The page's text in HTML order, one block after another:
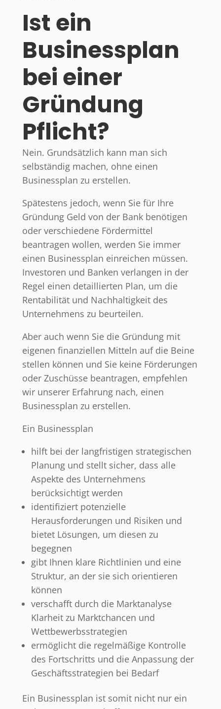
Ist ein
Businessplan
bei einer
Gründung
Pflicht?
Nein. Grundsätzlich kann man sich
selbständig machen, ohne einen
Businessplan zu erstellen.
Spätestens jedoch, wenn Sie für Ihre
Gründung Geld von der Bank benötigen
oder verschiedene Fördermittel
beantragen wollen, werden Sie immer
einen Businessplan einreichen müssen.
Investoren und Banken verlangen in der
Regel einen detaillierten Plan, um die
Rentabilität und Nachhaltigkeit des
Unternehmens zu beurteilen.
Aber auch wenn Sie die Gründung mit
eigenen finanziellen Mitteln auf die Beine
stellen können und Sie keine Förderungen
oder Zuschüsse beantragen, empfehlen
wir unserer Erfahrung nach, einen
Businessplan zu erstellen.
Ein Businessplan
hilft bei der langfristigen strategischen
Planung und stellt sicher, dass alle
Aspekte des Unternehmens
berücksichtigt werden
identifiziert potenzielle
Herausforderungen und Risiken und
bietet Lösungen, um diesen zu
begegnen
gibt Ihnen klare Richtlinien und eine
Struktur, an der sie sich orientieren
können
verschafft durch die Marktanalyse
Klarheit zu Marktchancen und
Wettbewerbsstrategien
ermöglicht die regelmäßige Kontrolle
des Fortschritts und die Anpassung der
Geschäftsstrategien bei Bedarf
Ein Businessplan ist somit nicht nur ein